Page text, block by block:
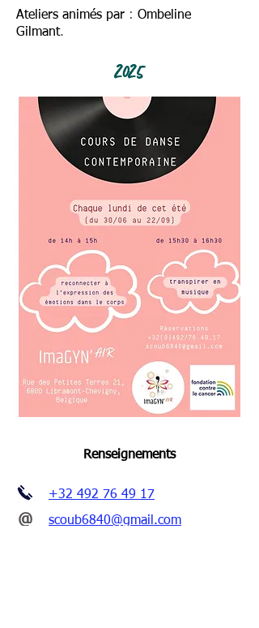
Ateliers animés par : Ombeline
Gilmant.
2025
Renseignements
@
+32 492 76 49 17
scoub6840@gmail.com